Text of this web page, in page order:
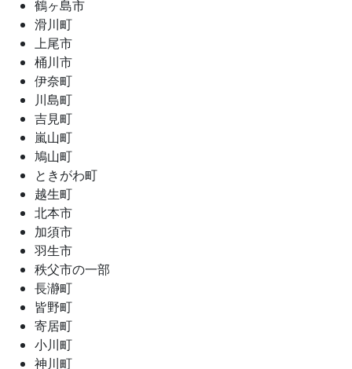
鶴ヶ島市
滑川町
上尾市
桶川市
伊奈町
川島町
吉見町
嵐山町
鳩山町
ときがわ町
越生町
北本市
加須市
羽生市
秩父市の一部
長瀞町
皆野町
寄居町
小川町
神川町